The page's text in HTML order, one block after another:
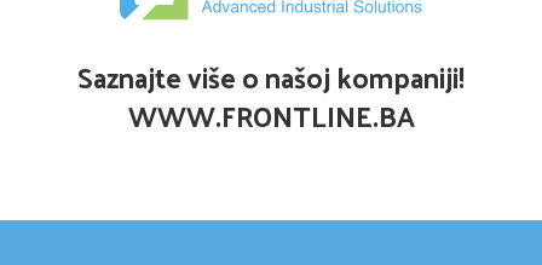
Saznajte više o našoj kompaniji!
WWW.FRONTLINE.BA